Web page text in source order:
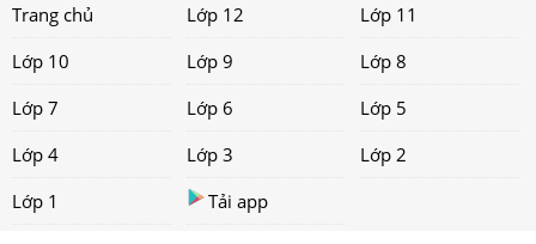
Trang chủ Lớp 12
Lớp 11
Lớp 10
Lớp 9
Lớp 8
Lớp 7
Lớp 6
Lớp 5
Lớp 4
Lớp 3
Lớp 2
Lớp 1
Tải app